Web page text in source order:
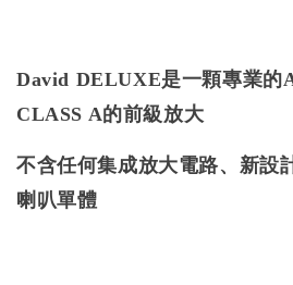
David DELUXE是一顆專業的
CLASS A的前級放大
不含任何集成放大電路、新設
喇叭單體